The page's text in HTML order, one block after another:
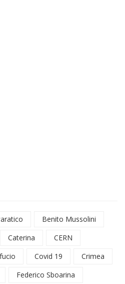
Benito Mussolini
Caterina
CERN
Covid 19
Crimea
Federico Sboarina